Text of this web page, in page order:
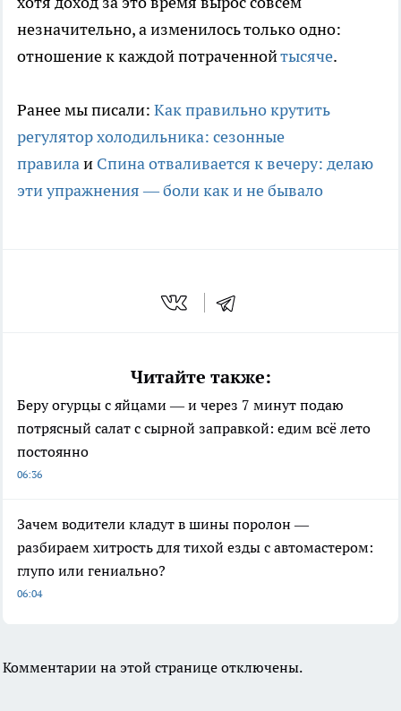
незначительно, а изменилось только одно:
отношение к каждой потраченнойтысяче.
Ранее мы писали: Как правильно крутить
регулятор холодильника: сезонные
правилаи Спина отваливается к вечеру: делаю
эти упражнения — боли как и не бывало
Читайте также:
Беру огурцы с яйцами — и через 7 минут подаю
потрясный салат с сырной заправкой: едим всё лето
постоянно
06:36
Зачем водители кладут в шины поролон —
разбираем хитрость для тихой езды с автомастером:
глупо или гениально?
06:04
Комментарии на этой странице отключены.